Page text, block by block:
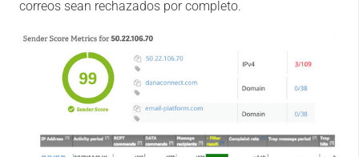
correos sean rechazados por completo.